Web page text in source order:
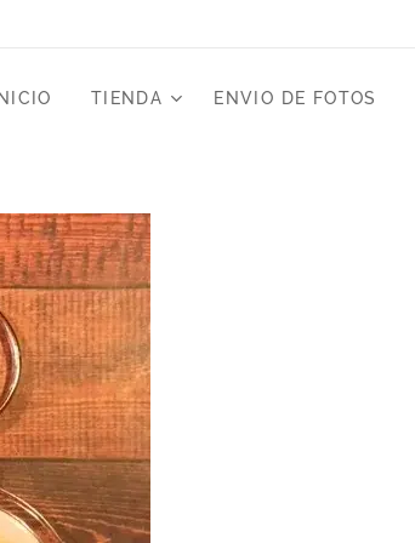
TIENDA ENVIO DE FOTOS